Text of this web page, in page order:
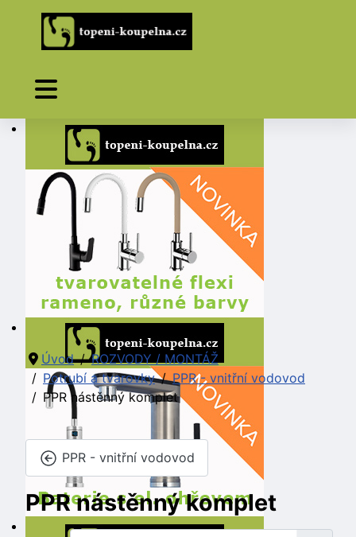
Úvod
ROZVODY / MONTÁŽ
Potrubí a tvarovky
PPR - vnitřní vodovod
PPR nástěnný komplet
PPR - vnitřní vodovod
PPR nástěnný komplet